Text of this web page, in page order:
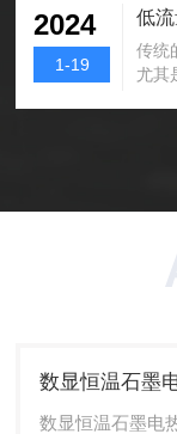
导致
部分
工作
地下
精）
膜进
由
内
可
2024
1-19
传统
尤其
注
动
小，
率
无
又
数显恒温石墨电